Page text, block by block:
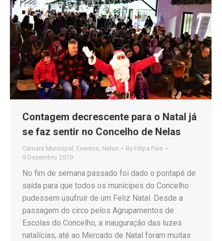
Contagem decrescente para o Natal já
se faz sentir no Concelho de Nelas
Câmara Municipal , Eventos, Nelas By Filipa Pais
9 Dezembro 2019
No fim de semana passado foi dado o pontapé de
saída para que todos os munícipes do Concelho
pudessem usufruir de um Feliz Natal. Desde a
passagem do circo pelos Agrupamentos de
Escolas do Concelho, a inauguração das luzes
natalícias, até ao Mercado de Natal foram muitas